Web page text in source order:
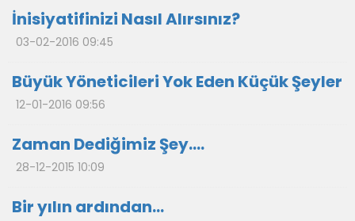
İnisiyatifinizi Nasıl Alırsınız?
03-02-2016 09:45
Büyük Yöneticileri Yok Eden Küçük Şeyler
12-01-2016 09:56
Zaman Dediğimiz Şey….
28-12-2015 10:09
Bir yılın ardından…